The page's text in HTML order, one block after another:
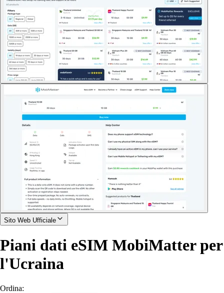
Sito Web Ufficiale
Piani dati eSIM MobiMatter per
l'Ucraina
Ordina: